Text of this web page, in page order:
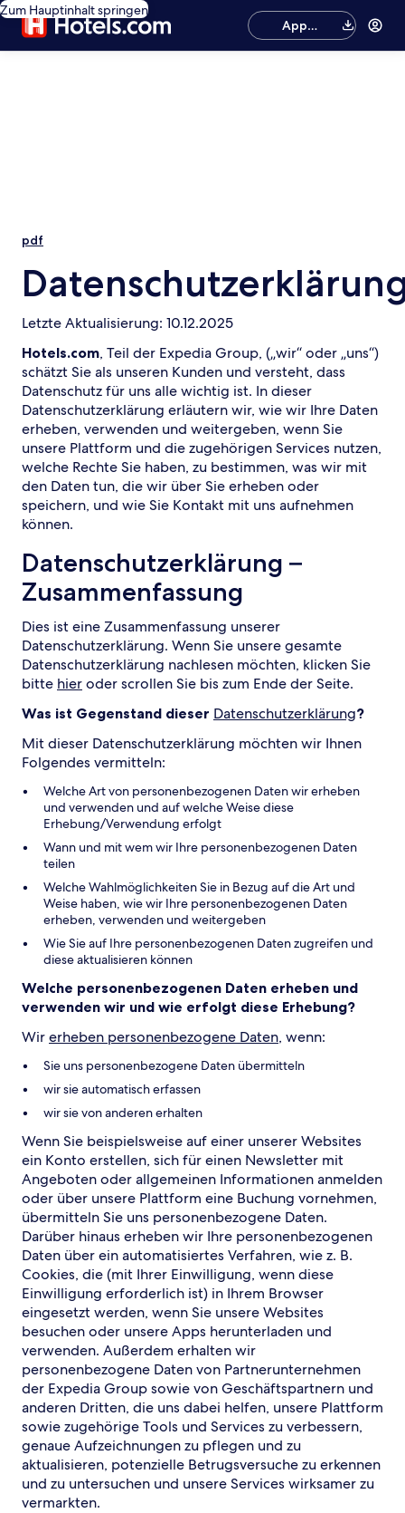
Zum Hauptinhalt springen
App
herunterladen
pdf
Letzte Aktualisierung: 10.12.2025
Hotels.com, Teil der Expedia Group, („wir“ oder „uns“)
schätzt Sie als unseren Kunden und versteht, dass
Datenschutz für uns alle wichtig ist. In dieser
Datenschutzerklärung erläutern wir, wie wir Ihre Daten
erheben, verwenden und weitergeben, wenn Sie
unsere Plattform und die zugehörigen Services nutzen,
welche Rechte Sie haben, zu bestimmen, was wir mit
den Daten tun, die wir über Sie erheben oder
speichern, und wie Sie Kontakt mit uns aufnehmen
können.
Datenschutzerklärung –
Zusammenfassung
Dies ist eine Zusammenfassung unserer
Datenschutzerklärung. Wenn Sie unsere gesamte
Datenschutzerklärung nachlesen möchten, klicken Sie
bitte hieroder scrollen Sie bis zum Ende der Seite.
Was ist Gegenstand dieser Datenschutzerklärung?
Mit dieser Datenschutzerklärung möchten wir Ihnen
Folgendes vermitteln:
Welche Art von personenbezogenen Daten wir erheben
und verwenden und auf welche Weise diese
Erhebung/Verwendung erfolgt
Wann und mit wem wir Ihre personenbezogenen Daten
teilen
Welche Wahlmöglichkeiten Sie in Bezug auf die Art und
Weise haben, wie wir Ihre personenbezogenen Daten
erheben, verwenden und weitergeben
Wie Sie auf Ihre personenbezogenen Daten zugreifen und
diese aktualisieren können
Welche personenbezogenen Daten erheben und
verwenden wir und wie erfolgt diese Erhebung?
Wirerheben personenbezogene Daten, wenn:
Sie uns personenbezogene Daten übermitteln
wir sie automatisch erfassen
wir sie von anderen erhalten
Wenn Sie beispielsweise auf einer unserer Websites
ein Konto erstellen, sich für einen Newsletter mit
Angeboten oder allgemeinen Informationen anmelden
oder über unsere Plattform eine Buchung vornehmen,
übermitteln Sie uns personenbezogene Daten.
Darüber hinaus erheben wir Ihre personenbezogenen
Daten über ein automatisiertes Verfahren, wie z. B.
Cookies, die (mit Ihrer Einwilligung, wenn diese
Einwilligung erforderlich ist) in Ihrem Browser
eingesetzt werden, wenn Sie unsere Websites
besuchen oder unsere Apps herunterladen und
verwenden. Außerdem erhalten wir
personenbezogene Daten von Partnerunternehmen
der Expedia Group sowie von Geschäftspartnern und
anderen Dritten, die uns dabei helfen, unsere Plattform
sowie zugehörige Tools und Services zu verbessern,
genaue Aufzeichnungen zu pflegen und zu
aktualisieren, potenzielle Betrugsversuche zu erkennen
und zu untersuchen und unsere Services wirksamer zu
vermarkten.